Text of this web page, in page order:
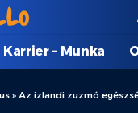
Karrier – Munka
» Az izlandi zuzmó egészségügyi előnyei: